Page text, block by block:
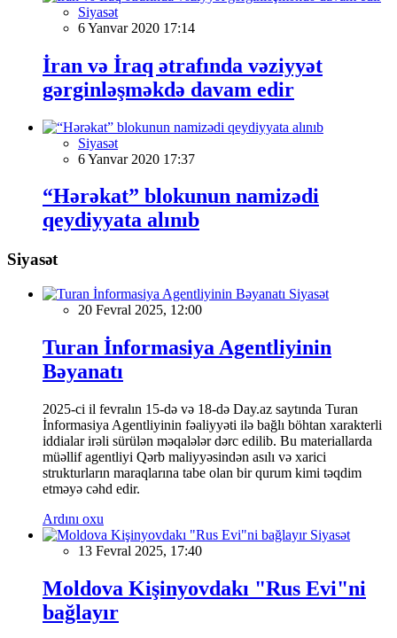
Siyasət
6 Yanvar 2020 17:14
İran və İraq ətrafında vəziyyət
gərginləşməkdə davam edir
Siyasət
6 Yanvar 2020 17:37
“Hərəkat” blokunun namizədi
qeydiyyata alınıb
Siyasət
Siyasət
20 Fevral 2025, 12:00
Turan İnformasiya Agentliyinin
Bəyanatı
2025-ci il fevralın 15-də və 18-də Day.az saytında Turan
İnformasiya Agentliyinin fəaliyyəti ilə bağlı böhtan xarakterli
iddialar irəli sürülən məqalələr dərc edilib. Bu materiallarda
müəllif agentliyi Qərb maliyyəsindən asılı və xarici
strukturların maraqlarına tabe olan bir qurum kimi təqdim
etməyə cəhd edir.
Ardını oxu
Siyasət
13 Fevral 2025, 17:40
Moldova Kişinyovdakı "Rus Evi"ni
bağlayır